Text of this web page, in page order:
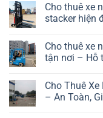
Cho thuê xe
stacker hiện
Cho thuê xe
tận nơi – Hỗ
Cho Thuê
– An Toàn,